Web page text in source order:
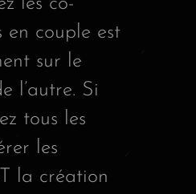
en couple est
sur le
l’autre. Si
tous les
les
la création